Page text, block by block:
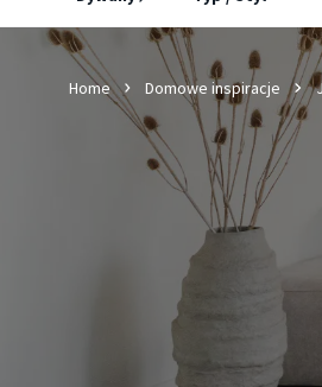
Home Domowe inspiracje